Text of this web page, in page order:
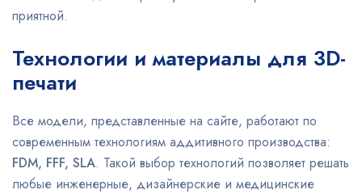
приятной.
Технологии и материалы для 3D-
печати
Все модели, представленные на сайте, работают по
современным технологиям аддитивного производства:
FDM, FFF, SLA. Такой выбор технологий позволяет решать
любые инженерные, дизайнерские и медицинские